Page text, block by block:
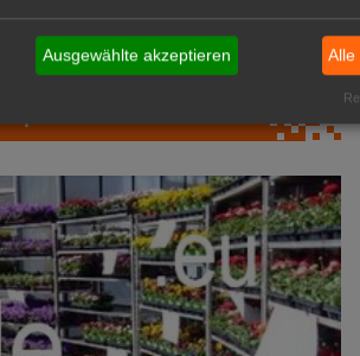
zur Anzeige
Ausgewählte akzeptieren Alle